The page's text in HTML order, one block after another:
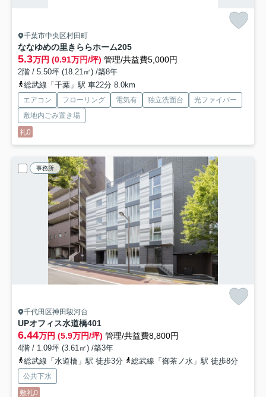
千葉市中央区村田町
ななゆめの里きららホーム205
5.3万円 (0.91万円/坪) 管理/共益費5,000円
2階 / 5.50坪 (18.21㎡) /築8年
総武線「千葉」駅 車22分 8.0km
エアコン フローリング 電気有 独立洗面台
光ファイバー
敷地内ごみ置き場
礼0
事務所
千代田区神田駿河台
UPオフィス水道橋401
6.44万円 (5.9万円/坪) 管理/共益費8,800円
4階 / 1.09坪 (3.61㎡) /築3年
総武線「水道橋」駅 徒歩3分
総武線「御茶ノ水」駅 徒歩8分
公共下水
敷礼0